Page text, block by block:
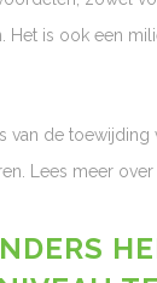
is ook een
de
Lees meer over